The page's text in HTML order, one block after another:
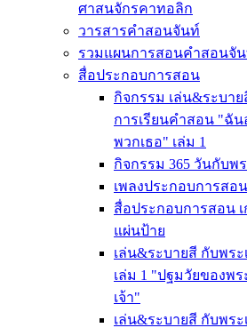
ศาสนจักรคาทอลิก
วารสารคำสอนจันท์
รวมแผนการสอนคำสอนจั
สื่อประกอบการสอน
กิจกรรม เล่น&ระบาย
การเรียนคำสอน "ฉัน
พวกเธอ" เล่ม 1
กิจกรรม 365 วันกับพร
เพลงประกอบการสอน
สื่อประกอบการสอน เ
แผ่นป้าย
เล่น&ระบายสี กับพระ
เล่ม 1 "ปฐมวัยของพร
เจ้า"
เล่น&ระบายสี กับพระ